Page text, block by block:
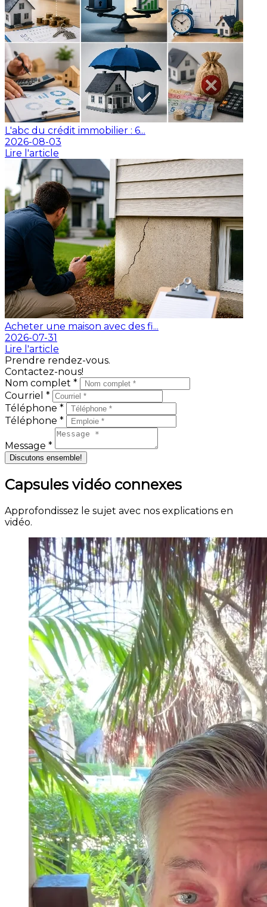
L'abc du crédit immobilier : 6...
2026-08-03
Lire l'article
Acheter une maison avec des fi...
2026-07-31
Lire l'article
Prendre rendez-vous.
Contactez-nous!
Nom complet *
Courriel *
Téléphone *
Téléphone *
Message *
Discutons ensemble!
Capsules vidéo connexes
Approfondissez le sujet avec nos explications en
vidéo.